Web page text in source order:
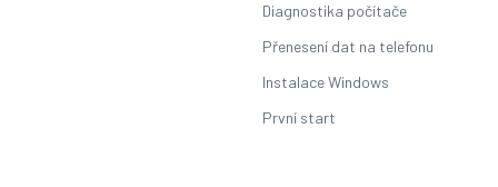
Diagnostika počítače
Přenesení dat na telefonu
Instalace Windows
První start